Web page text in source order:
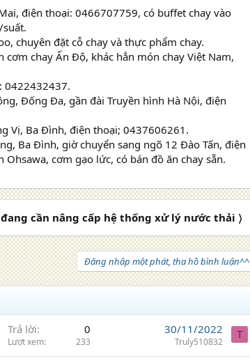
điện thoại: 0466707759, có buffet chay vào
chuyên đặt cỗ chay và thực phẩm chay.
chay Ấn Độ, khác hẳn món chay Việt Nam,
0422432437.
Đống Đa, gần đài Truyền hình Hà Nội, điện
Vị, Ba Đình, điện thoại; 0437606261.
Ba Đình, giờ chuyển sang ngõ 12 Đào Tấn, điện
cơm gạo lức, có bán đồ ăn chay sẵn.
cần nâng cấp hệ thống xử lý nước thải 〉
Đăng nhập một phát, tha hồ bình luận^^
Trả lời 0
Lượt xem 233
30/11/2022
Truly510832
T